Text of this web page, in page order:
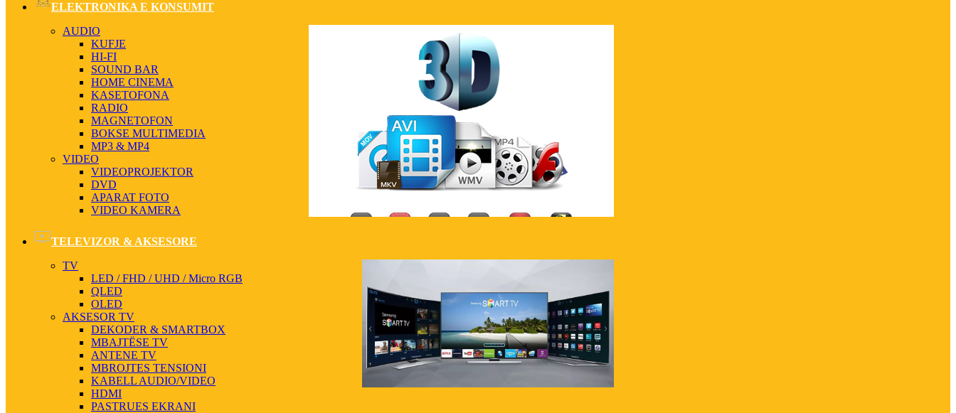
ELEKTRONIKA E KONSUMIT
AUDIO
KUFJE
HI-FI
SOUND BAR
HOME CINEMA
KASETOFONA
RADIO
MAGNETOFON
BOKSE MULTIMEDIA
MP3 & MP4
VIDEO
VIDEOPROJEKTOR
DVD
APARAT FOTO
VIDEO KAMERA
TELEVIZOR & AKSESORE
TV
LED / FHD / UHD / Micro RGB
QLED
OLED
AKSESOR TV
DEKODER & SMARTBOX
MBAJTËSE TV
ANTENE TV
MBROJTES TENSIONI
KABELL AUDIO/VIDEO
HDMI
PASTRUES EKRANI